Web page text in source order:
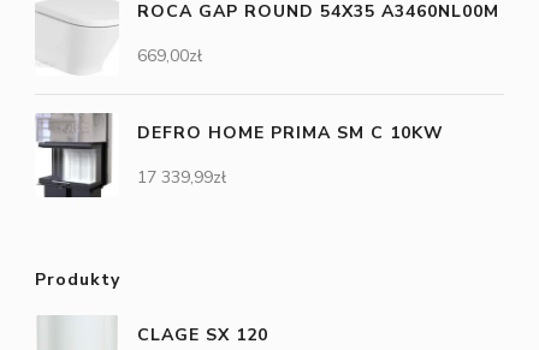
ROCA GAP ROUND 54X35 A3460NL00M
669,00zł
DEFRO HOME PRIMA SM C 10KW
17 339,99zł
Produkty
CLAGE SX 120